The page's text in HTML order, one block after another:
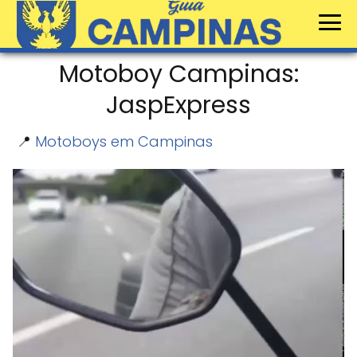
Motoboy Campinas:
JaspExpress
📍 Motoboys em Campinas